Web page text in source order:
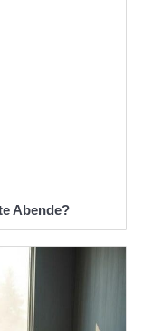
Abende?